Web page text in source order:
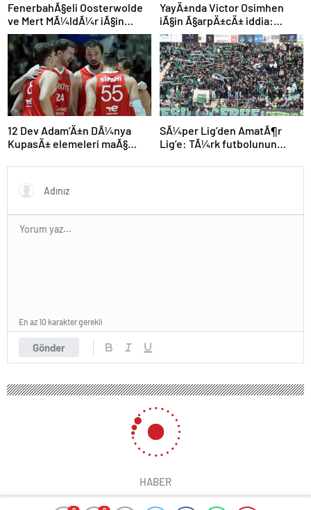
FenerbahÃ§eli Oosterwolde
ve Mert MÃ¼ldÃ¼r iÃ§in
olaylÄ± derbi davasÄ±nda
zorla getirme kararÄ±
YayÄ±nda Victor Osimhen
iÃ§in Ã§arpÄ±cÄ± iddia:
“Futbol tarihinin en
bÃ¼yÃ¼k Åoku olur!”
12 Dev Adam’Ä±n DÃ¼nya
KupasÄ± elemeleri maÃ§
SÃ¼per Lig’den AmatÃ¶r
Lig’e: TÃ¼rk futbolunun
gÃ¶rdÃ¼
Gönder
En az 10 karakter gerekli
HABER